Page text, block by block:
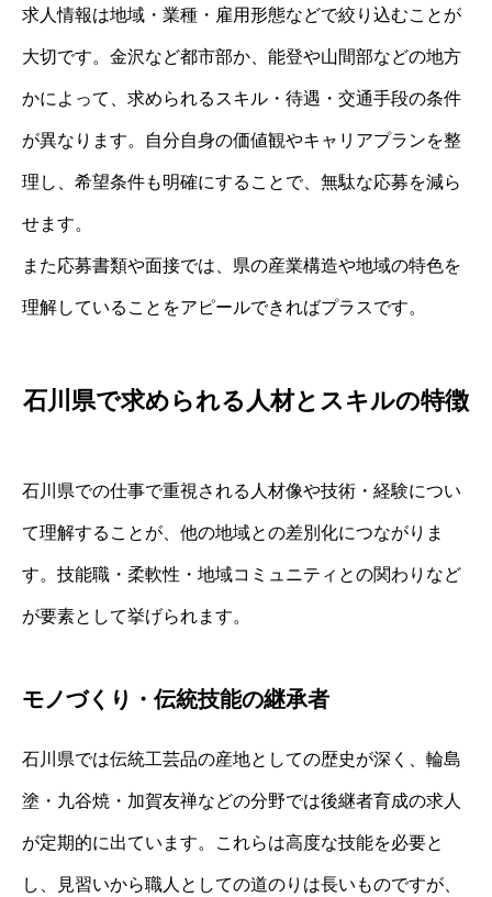
求人情報は地域・業種・雇用形態などで絞り込むことが
大切です。金沢など都市部か、能登や山間部などの地方
かによって、求められるスキル・待遇・交通手段の条件
が異なります。自分自身の価値観やキャリアプランを整
理し、希望条件も明確にすることで、無駄な応募を減ら
せます。
また応募書類や面接では、県の産業構造や地域の特色を
理解していることをアピールできればプラスです。
石川県で求められる人材とスキルの特徴
石川県での仕事で重視される人材像や技術・経験につい
て理解することが、他の地域との差別化につながりま
す。技能職・柔軟性・地域コミュニティとの関わりなど
が要素として挙げられます。
モノづくり・伝統技能の継承者
石川県では伝統工芸品の産地としての歴史が深く、輪島
塗・九谷焼・加賀友禅などの分野では後継者育成の求人
が定期的に出ています。これらは高度な技能を必要と
し、見習いから職人としての道のりは長いものですが、